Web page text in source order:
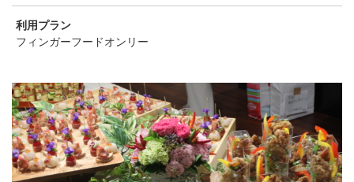
利用プラン
フィンガーフードオンリー